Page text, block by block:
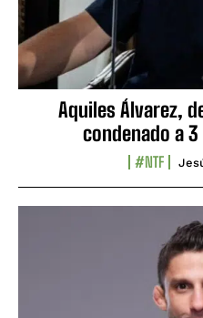
Aquiles Álvarez,
condenado a
#NTF